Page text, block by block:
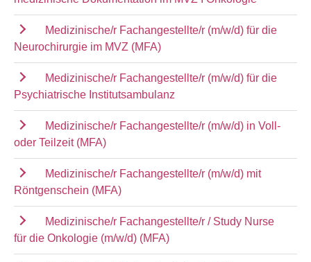
Medizinische/r Fachangestellte/r (m/w/d) für die
Neurochirurgie im MVZ (MFA)
Medizinische/r Fachangestellte/r (m/w/d) für die
Psychiatrische Institutsambulanz
Medizinische/r Fachangestellte/r (m/w/d) in Voll-
oder Teilzeit (MFA)
Medizinische/r Fachangestellte/r (m/w/d) mit
Röntgenschein (MFA)
Medizinische/r Fachangestellte/r / Study Nurse
für die Onkologie (m/w/d) (MFA)